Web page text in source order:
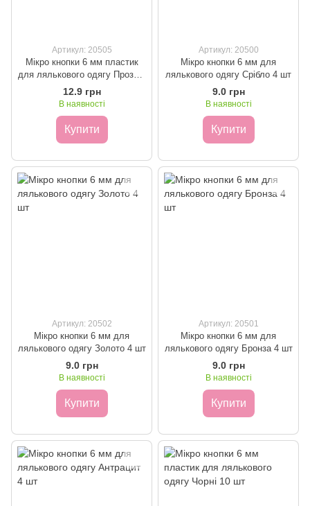
Артикул: 20505
Мікро кнопки 6 мм пластик
для лялькового одягу Прозорі
матові 10 шт
12.9 грн
В наявності
Купити
Артикул: 20500
Мікро кнопки 6 мм для
лялькового одягу Срібло 4 шт
9.0 грн
В наявності
Купити
Артикул: 20502
Мікро кнопки 6 мм для
лялькового одягу Золото 4 шт
9.0 грн
В наявності
Купити
Артикул: 20501
Мікро кнопки 6 мм для
лялькового одягу Бронза 4 шт
9.0 грн
В наявності
Купити